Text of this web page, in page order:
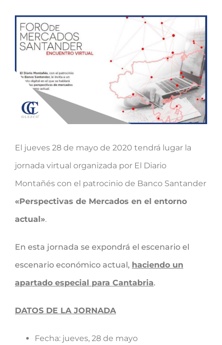
Ver
imagen
grande
El jueves 28 de mayo de 2020 tendrá lugar la
jornada virtual organizada por El Diario
Montañés con el patrocinio de Banco Santander
«Perspectivas de Mercados en el entorno
actual».
En esta jornada se expondrá el escenario el
escenario económico actual, haciendo un
apartado especial para Cantabria.
DATOS DE LA JORNADA
Fecha: jueves, 28 de mayo